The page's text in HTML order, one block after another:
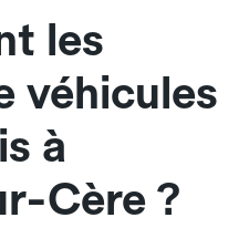
les
véhicules
à
Cère ?